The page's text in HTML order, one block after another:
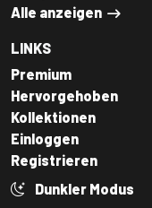
Alle anzeigen
LINKS
Premium
Hervorgehoben
Kollektionen
Einloggen
Registrieren
Dunkler Modus